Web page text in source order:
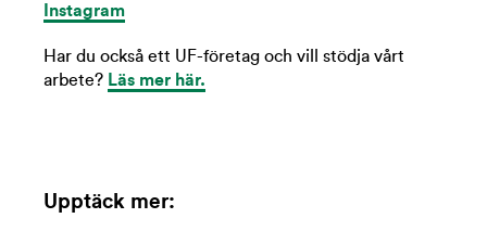
Instagram
Har du också ett UF-företag och vill stödja vårt
arbete? Läs mer här.
Upptäck mer: